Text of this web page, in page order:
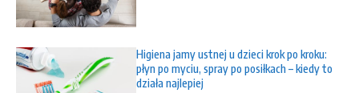
Higiena jamy ustnej u dzieci krok po kroku:
płyn po myciu, spray po posiłkach – kiedy to
działa najlepiej